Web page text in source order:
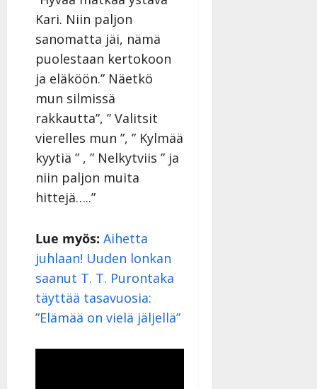
Kari. Niin paljon
sanomatta jäi, nämä
puolestaan kertokoon
ja eläköön.” Näetkö
mun silmissä
rakkautta”, ” Valitsit
vierelles mun ”, ” Kylmää
kyytiä ” , ” Nelkytviis ” ja
niin paljon muita
hittejä…..”
Lue myös: Aihetta
juhlaan! Uuden lonkan
saanut T. T. Purontaka
täyttää tasavuosia:
”Elämää on vielä jäljellä”